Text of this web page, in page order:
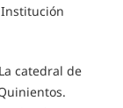
catedral de